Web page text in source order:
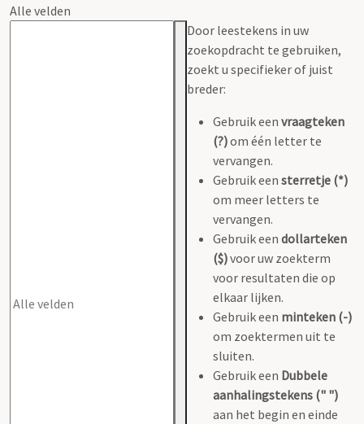
Alle velden
Door leestekens in uw
zoekopdracht te gebruiken,
zoekt u specifieker of juist
breder:
Gebruik een vraagteken
(?)om één letter te
vervangen.
Gebruik een sterretje (*)
om meer letters te
vervangen.
Gebruik een dollarteken
($)voor uw zoekterm
voor resultaten die op
elkaar lijken.
Gebruik een minteken (-)
om zoektermen uit te
sluiten.
Gebruik een Dubbele
aanhalingstekens (" ")
aan het begin en einde